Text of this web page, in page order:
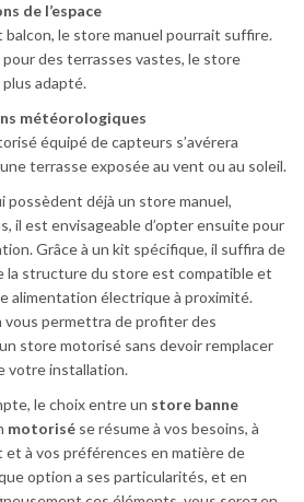
de l’espace
balcon, le store manuel pourrait suffire.
pour des terrasses vastes, le store
adapté.
météorologiques
équipé de capteurs s’avérera
terrasse exposée au vent ou au soleil.
possèdent déjà un store manuel,
il est envisageable d’opter ensuite pour
Grâce à un kit spécifique, il suffira de
la structure du store est compatible et
alimentation électrique à proximité.
permettra de profiter des
store motorisé sans devoir remplacer
votre installation.
le choix entre un store banne
motorisé se résume à vos besoins, à
à vos préférences en matière de
option a ses particularités, et en